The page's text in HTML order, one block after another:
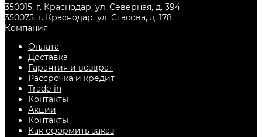
цене. Всегда есть в наличии в городе
350015, г. Краснодар, ул. Северная, д. 394
350075, г. Краснодар, ул. Стасова, д. 178
Компания
Оплата
Доставка
Гарантия и возврат
Рассрочка и кредит
Trade-in
Контакты
Акции
Контакты
Как оформить заказ